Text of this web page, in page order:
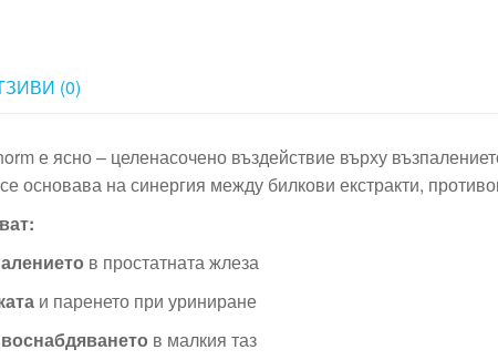
(0)
е ясно – целенасочено въздействие върху
основава на синергия между билкови екстракти,
в простатната жлеза
и паренето при уриниране
в малкия таз